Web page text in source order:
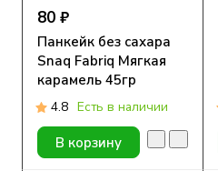
80 ₽
Панкейк без сахара
Snaq Fabriq Мягкая
карамель 45гр
4.8 Есть в наличии
В корзину